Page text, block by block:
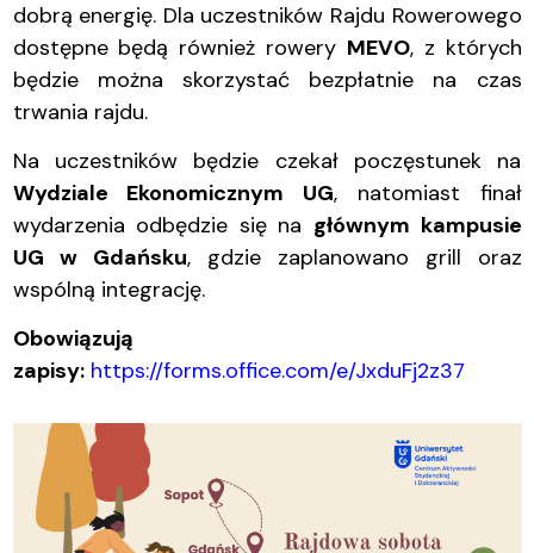
dobrą energię. Dla uczestników Rajdu Rowerowego
dostępne będą również rowery MEVO, z których
będzie można skorzystać bezpłatnie na czas
trwania rajdu.
Na uczestników będzie czekał poczęstunek na
Wydziale Ekonomicznym UG, natomiast finał
wydarzenia odbędzie się na głównym kampusie
UG w Gdańsku, gdzie zaplanowano grill oraz
wspólną integrację.
Obowiązują
zapisy: https://forms.office.com/e/JxduFj2z37